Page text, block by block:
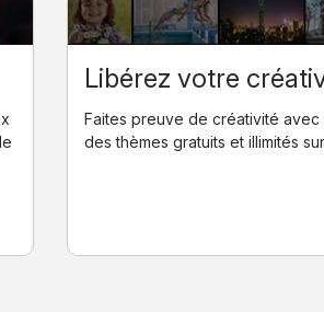
Libérez votre
Faites preuve de créativité
des thèmes gratuits et illimités